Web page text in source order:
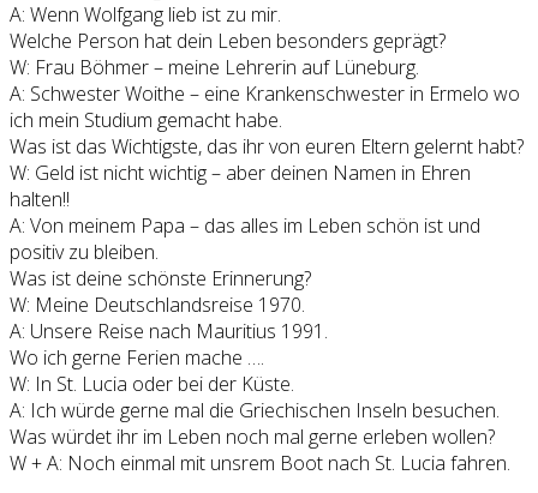
A: Wenn Wolfgang lieb ist zu mir.
Welche Person hat dein Leben besonders geprägt?
W: Frau Böhmer – meine Lehrerin auf Lüneburg.
A: Schwester Woithe – eine Krankenschwester in Ermelo wo
ich mein Studium gemacht habe.
Was ist das Wichtigste, das ihr von euren Eltern gelernt habt?
W: Geld ist nicht wichtig – aber deinen Namen in Ehren
halten!!
A: Von meinem Papa – das alles im Leben schön ist und
positiv zu bleiben.
Was ist deine schönste Erinnerung?
W: Meine Deutschlandsreise 1970.
A: Unsere Reise nach Mauritius 1991.
Wo ich gerne Ferien mache ….
W: In St. Lucia oder bei der Küste.
A: Ich würde gerne mal die Griechischen Inseln besuchen.
Was würdet ihr im Leben noch mal gerne erleben wollen?
W + A: Noch einmal mit unsrem Boot nach St. Lucia fahren.